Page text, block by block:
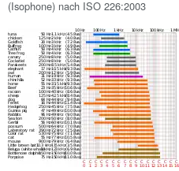
(Isophone) nach ISO 226:2003